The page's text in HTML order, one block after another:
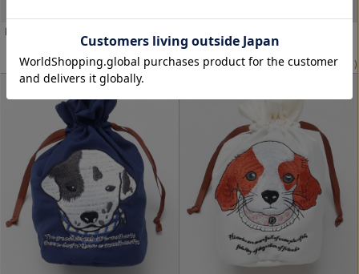
￥2,530
(1)